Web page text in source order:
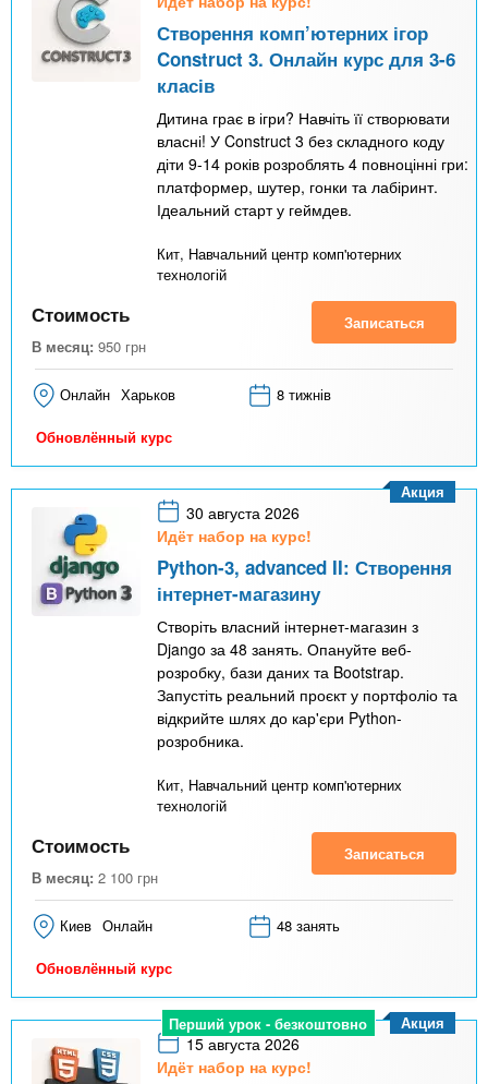
Створення комп’ютерних ігор
Construct 3. Онлайн курс для 3-6
класів
Дитина грає в ігри? Навчіть її створювати
власні! У Construct 3 без складного коду
діти 9-14 років розроблять 4 повноцінні гри:
платформер, шутер, гонки та лабіринт.
Ідеальний старт у геймдев.
Кит, Навчальний центр комп'ютерних
технологій
Стоимость
В месяц: 950 грн
Записаться
Онлайн Харьков 8 тижнів
Обновлённый курс
30 августа 2026
Идёт набор на курс!
Python-3, advanced II: Створення
інтернет-магазину
Створіть власний інтернет-магазин з
Django за 48 занять. Опануйте веб-
розробку, бази даних та Bootstrap.
Запустіть реальний проєкт у портфоліо та
відкрийте шлях до кар'єри Python-
розробника.
Кит, Навчальний центр комп'ютерних
технологій
Акция
Стоимость
В месяц: 2 100 грн
Записаться
Киев Онлайн 48 занять
Обновлённый курс
Перший урок - безкоштовно
15 августа 2026
Идёт набор на курс!
Акция